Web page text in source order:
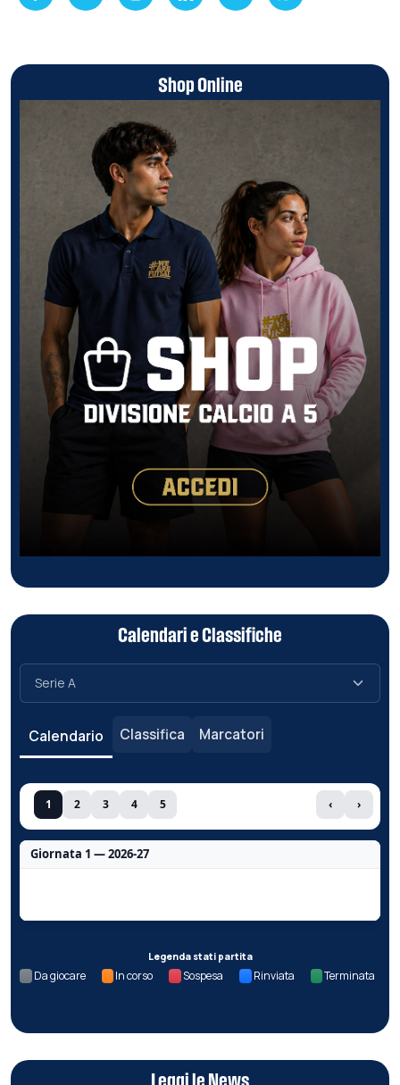
Shop Online
Calendari e Classifiche
Calendario Classifica Marcatori
1 2 3 4 5 ‹ ›
Giornata 1 — 2026-27
Legenda stati partita
Da giocare In corso Sospesa Rinviata Terminata